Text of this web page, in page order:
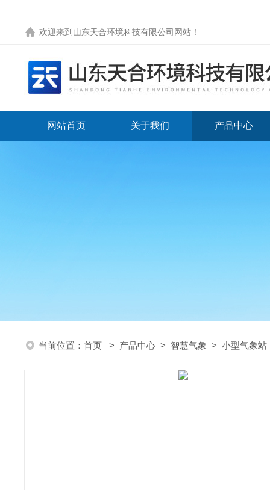
欢迎来到 山东天合环境科技有限公司网站 ！
网站首页 关于我们 产品中心
当前位置： 首页 > 产品中心 > 智慧气象 > 小型气象站